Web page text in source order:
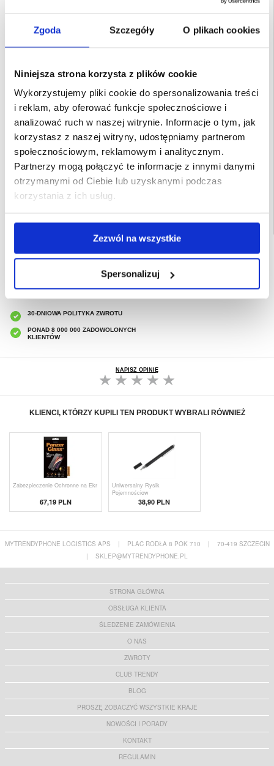
Zgoda Szczegóły O plikach cookies
Niniejsza strona korzysta z plików cookie
Wykorzystujemy pliki cookie do spersonalizowania treści
i reklam, aby oferować funkcje społecznościowe i
analizować ruch w naszej witrynie. Informacje o tym, jak
korzystasz z naszej witryny, udostępniamy partnerom
społecznościowym, reklamowym i analitycznym.
Partnerzy mogą połączyć te informacje z innymi danymi
otrzymanymi od Ciebie lub uzyskanymi podczas
korzystania z ich usług.
Zezwól na wszystkie
Spersonalizuj
Teksturowane Etui-Portfel dla Nokii 5
klasyczny wygląd Nokii 5.
- Wykonane z wysokiej jakości poliuretanu
- Staranne i eleganckie obszycie na krawędziach
- Tył rozkłada się w podpórkę do oglądania multimediów
- Precyzyjne wycięcia umożliwiają swobodny dostęp do wszystkich ważnych
funkcji
- Wbudowany pokrowiec termoplastycznego poliuretanu dla Nokii 5
Opakowanie:
EAN: 5712579743473
Powiązane kategorie: Akcesoria do telefonów,Akcesoria GSM - inne
OBSŁUGA TELEFONICZNA
30-DNIOWA POLITYKA ZWROTU
PONAD 8 000 000 ZADOWOLONYCH
KLIENTÓW
NAPISZ OPINIĘ
KLIENCI, KTÓRZY KUPILI TEN PRODUKT WYBRALI RÓWNIEŻ
Zabezpieczenie Ochronne na Ekr
67,19 PLN
Uniwersalny Rysik
Pojemnościow
38,90 PLN
MYTRENDYPHONE LOGISTICS APS | PLAC RODŁA 8 POK 710 |
70-419 SZCZECIN
|
SKLEP@MYTRENDYPHONE.PL
STRONA GŁÓWNA
OBSŁUGA KLIENTA
ŚLEDZENIE ZAMÓWIENIA
O NAS
ZWROTY
CLUB TRENDY
BLOG
PROSZĘ ZOBACZYĆ WSZYSTKIE KRAJE
NOWOŚCI I PORADY
KONTAKT
REGULAMIN